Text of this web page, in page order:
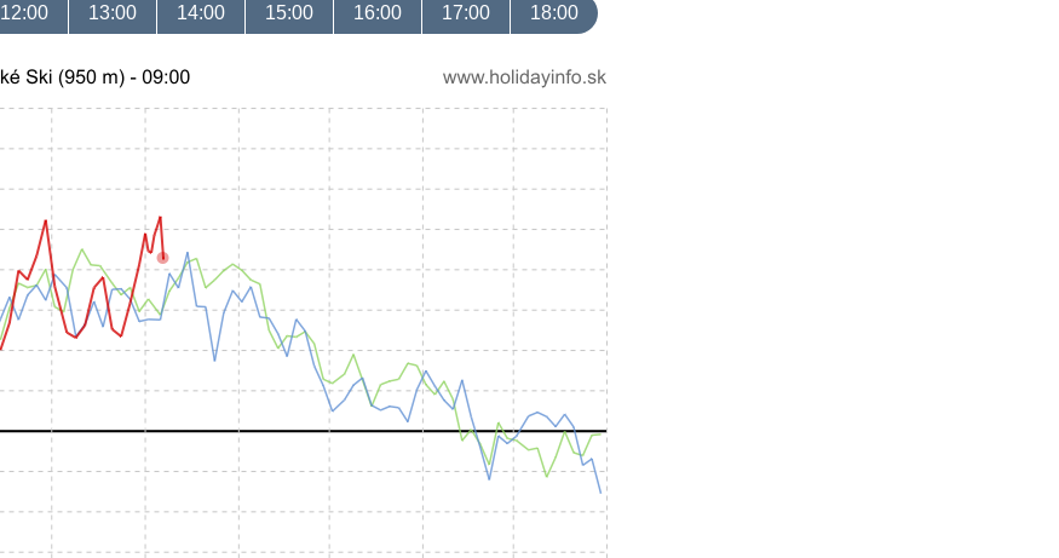
12:00 13:00 14:00 15:00 16:00 17:00 18:00